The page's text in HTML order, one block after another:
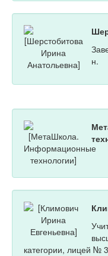
н.
категории, лицей №